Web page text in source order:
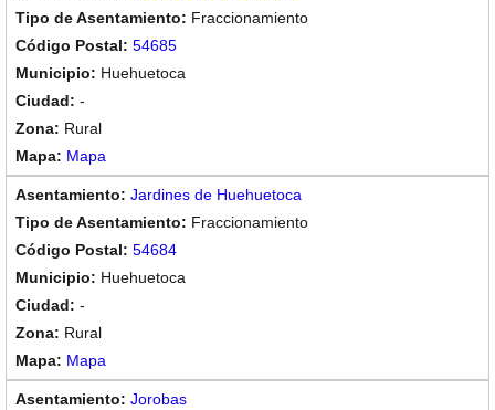
Fraccionamiento
54685
Huehuetoca
-
Rural
Mapa
Jardines de Huehuetoca
Fraccionamiento
54684
Huehuetoca
-
Rural
Mapa
Jorobas